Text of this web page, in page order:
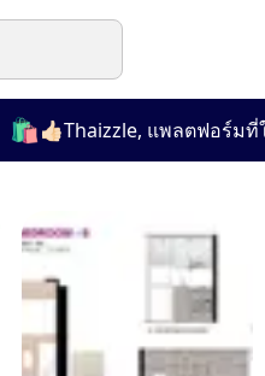
👍🏻Thaizzle, แพลตฟอร์มที่ใช้